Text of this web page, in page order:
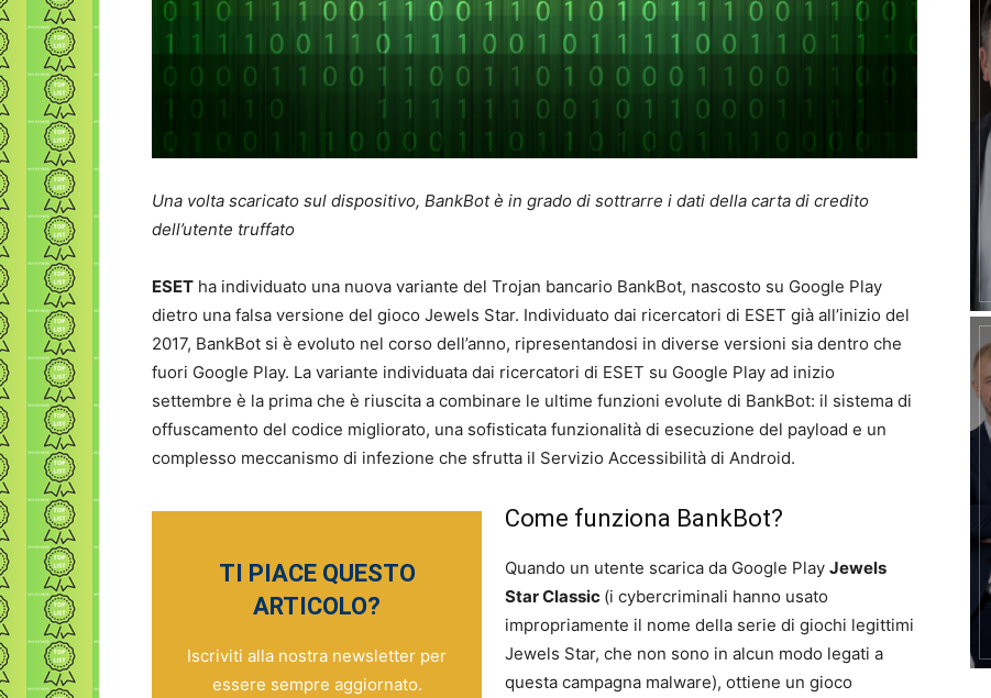
Una volta scaricato sul dispositivo, BankBot è in grado di sottrarre i dati della carta di credito
dell’utente truffato
ESET ha individuato una nuova variante del Trojan bancario BankBot, nascosto su Google Play
dietro una falsa versione del gioco Jewels Star. Individuato dai ricercatori di ESET già all’inizio del
2017, BankBot si è evoluto nel corso dell’anno, ripresentandosi in diverse versioni sia dentro che
fuori Google Play. La variante individuata dai ricercatori di ESET su Google Play ad inizio
settembre è la prima che è riuscita a combinare le ultime funzioni evolute di BankBot: il sistema di
offuscamento del codice migliorato, una sofisticata funzionalità di esecuzione del payload e un
complesso meccanismo di infezione che sfrutta il Servizio Accessibilità di Android.
TI PIACE QUESTO
ARTICOLO?
Iscriviti alla nostra newsletter per
essere sempre aggiornato.
Come funziona BankBot?
Quando un utente scarica da Google Play Jewels
Star Classic (i cybercriminali hanno usato
impropriamente il nome della serie di giochi legittimi
Jewels Star, che non sono in alcun modo legati a
questa campagna malware), ottiene un gioco